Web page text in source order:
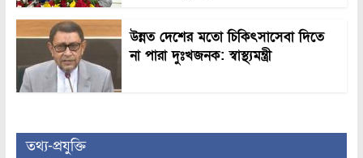
উন্নত দেশের মতো চিকিৎসাসেবা দিতে
না পারা দুঃখজনক: স্বাস্থ্যমন্ত্রী
তথ্য-প্রযুক্তি